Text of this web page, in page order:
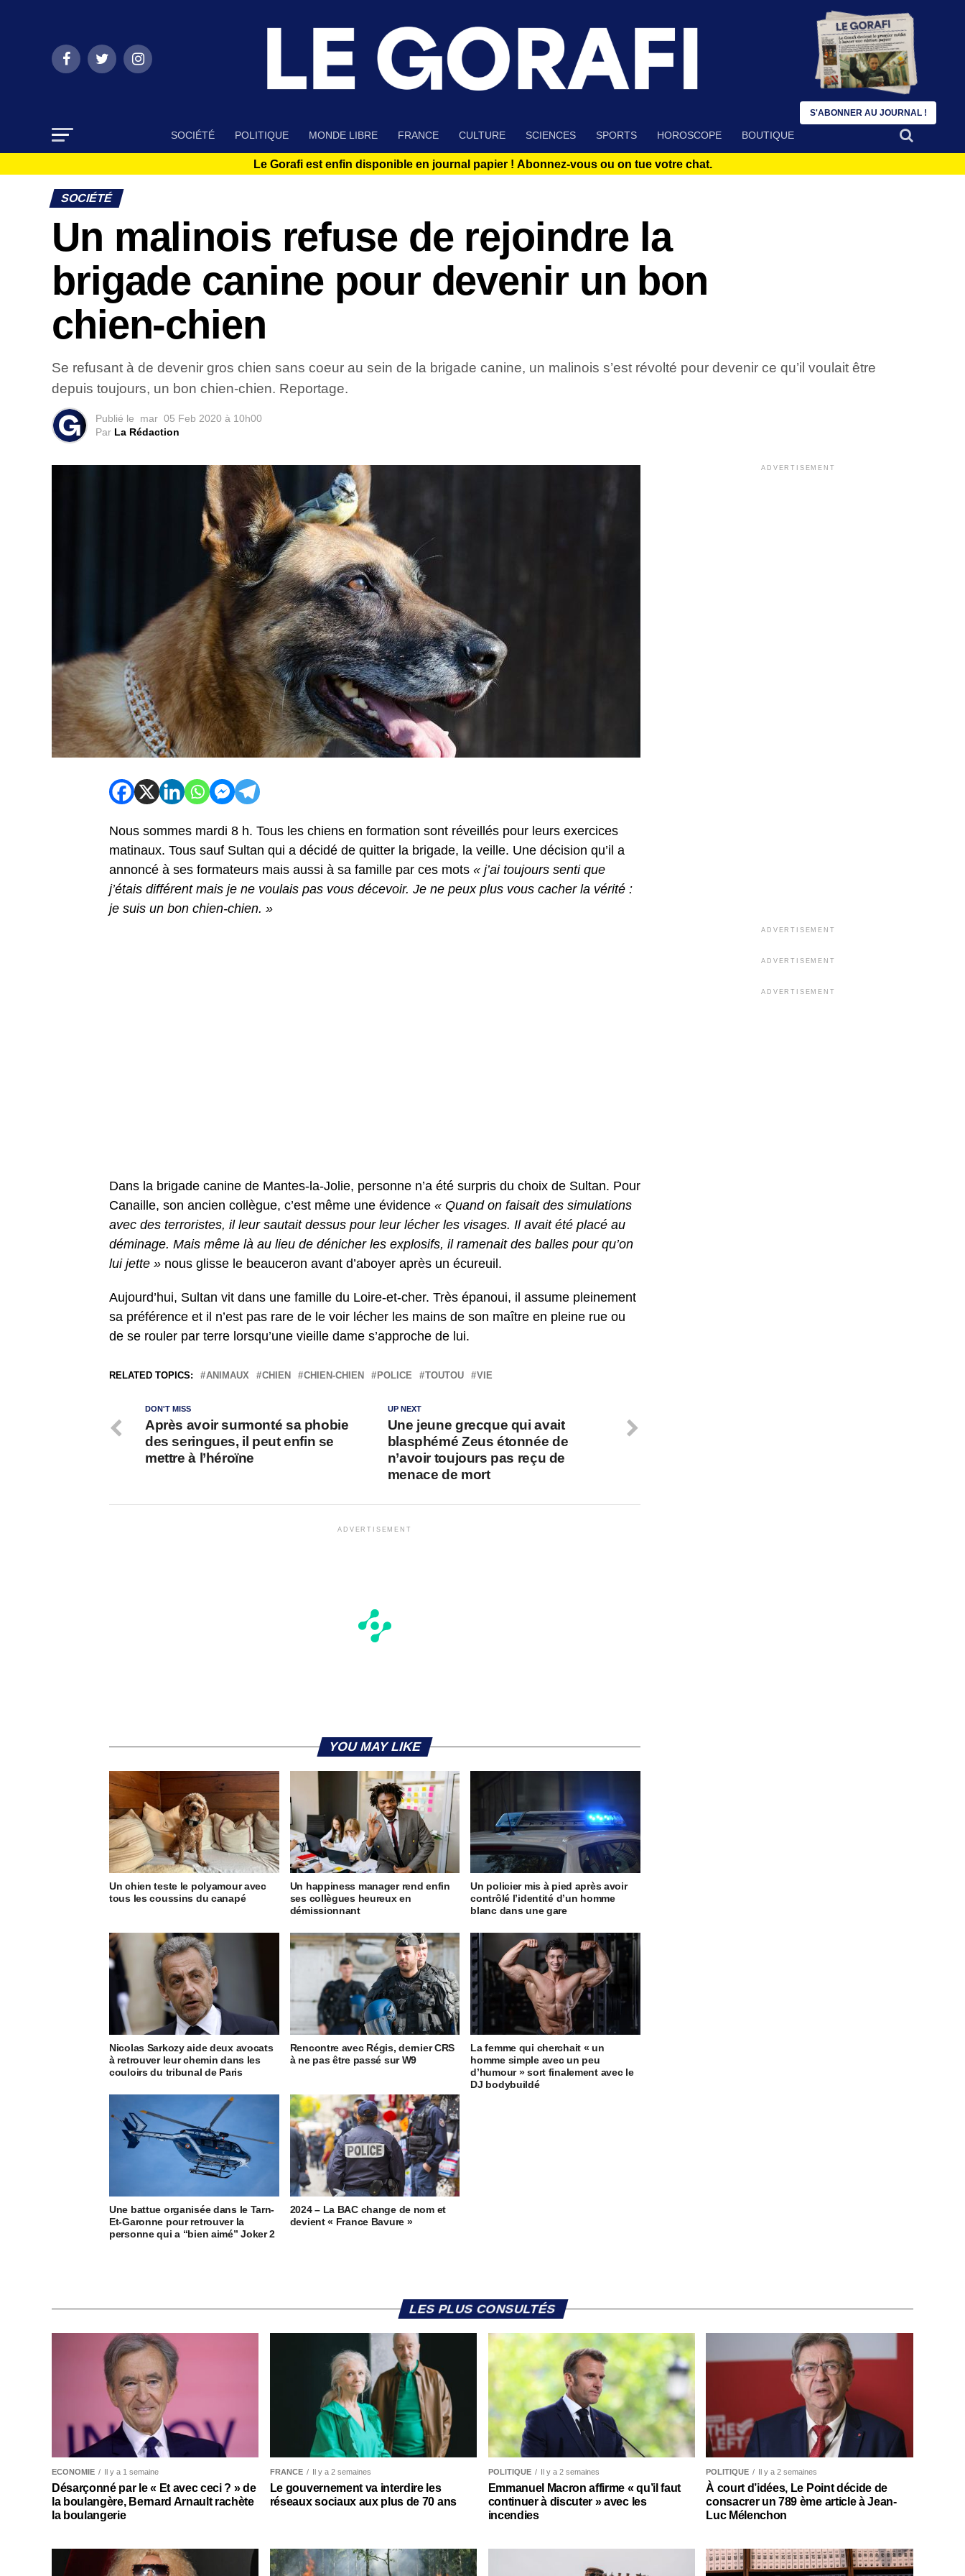
SOCIÉTÉ POLITIQUE MONDE LIBRE FRANCE CULTURE SCIENCES SPORTS HOROSCOPE BOUTIQUE
Le Gorafi est enfin disponible en journal papier ! Abonnez-vous ou on tue votre chat.
SOCIÉTÉ
Un malinois refuse de rejoindre la
brigade canine pour devenir un bon
chien-chien
Se refusant à de devenir gros chien sans coeur au sein de la brigade canine, un malinois s’est révolté pour devenir ce qu’il voulait être
depuis toujours, un bon chien-chien. Reportage.
Publié le mar 05 Feb 2020 à 10h00
Par La Rédaction
Nous sommes mardi 8 h. Tous les chiens en formation sont réveillés pour leurs exercices
matinaux. Tous sauf Sultan qui a décidé de quitter la brigade, la veille. Une décision qu’il a
annoncé à ses formateurs mais aussi à sa famille par ces mots « j’ai toujours senti que
j’étais différent mais je ne voulais pas vous décevoir. Je ne peux plus vous cacher la vérité :
je suis un bon chien-chien. »
Dans la brigade canine de Mantes-la-Jolie, personne n’a été surpris du choix de Sultan. Pour
Canaille, son ancien collègue, c’est même une évidence « Quand on faisait des simulations
avec des terroristes, il leur sautait dessus pour leur lécher les visages. Il avait été placé au
déminage. Mais même là au lieu de dénicher les explosifs, il ramenait des balles pour qu’on
lui jette » nous glisse le beauceron avant d’aboyer après un écureuil.
Aujourd’hui, Sultan vit dans une famille du Loire-et-cher. Très épanoui, il assume pleinement
sa préférence et il n’est pas rare de le voir lécher les mains de son maître en pleine rue ou
de se rouler par terre lorsqu’une vieille dame s’approche de lui.
RELATED TOPICS: ANIMAUX CHIEN CHIEN-CHIEN POLICE TOUTOU VIE
UP NEXT
Une jeune grecque qui avait
blasphémé Zeus étonnée de
n’avoir toujours pas reçu de
menace de mort
DON'T MISS
Après avoir surmonté sa phobie
des seringues, il peut enfin se
mettre à l’héroïne
ADVERTISEMENT
YOU MAY LIKE
Un chien teste le polyamour avec
tous les coussins du canapé
Un happiness manager rend enfin
ses collègues heureux en
démissionnant
Un policier mis à pied après avoir
contrôlé l’identité d’un homme
blanc dans une gare
Nicolas Sarkozy aide deux avocats
à retrouver leur chemin dans les
couloirs du tribunal de Paris
Rencontre avec Régis, dernier CRS
à ne pas être passé sur W9
La femme qui cherchait « un
homme simple avec un peu
d’humour » sort finalement avec le
DJ bodybuildé
Une battue organisée dans le Tarn-
Et-Garonne pour retrouver la
personne qui a “bien aimé” Joker 2
2024 – La BAC change de nom et
devient « France Bavure »
ADVERTISEMENT
ADVERTISEMENT
ADVERTISEMENT
ADVERTISEMENT
LES PLUS CONSULTÉS
ECONOMIE Il y a 1 semaine
Désarçonné par le « Et avec ceci ? » de
la boulangère, Bernard Arnault rachète
la boulangerie
FRANCE Il y a 2 semaines
Le gouvernement va interdire les
réseaux sociaux aux plus de 70 ans
POLITIQUE Il y a 2 semaines
Emmanuel Macron affirme « qu’il faut
continuer à discuter » avec les
incendies
POLITIQUE Il y a 2 semaines
À court d’idées, Le Point décide de
consacrer un 789 ème article à Jean-
Luc Mélenchon
S'ABONNER AU JOURNAL !